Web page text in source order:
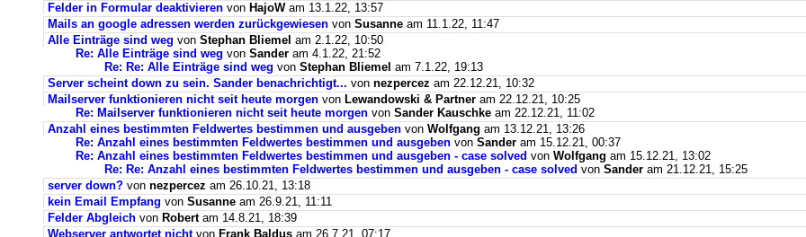
Felder in Formular deaktivieren von HajoWam 13.1.22, 13:57
Mails an google adressen werden zurückgewiesen von Susanne am 11.1.22, 11:47
Alle Einträge sind weg von Stephan Bliemel am 2.1.22, 10:50
Re: Alle Einträge sind weg von Sander am 4.1.22, 21:52
Re: Re: Alle Einträge sind weg von Stephan Bliemel am 7.1.22, 19:13
Server scheint down zu sein. Sander benachrichtigt... von nezpercez am 22.12.21, 10:32
Mailserver funktionieren nicht seit heute morgen von Lewandowski & Partner am 22.12.21, 10:25
Re: Mailserver funktionieren nicht seit heute morgen von Sander Kauschke am 22.12.21, 11:02
Anzahl eines bestimmten Feldwertes bestimmen und ausgeben von Wolfgang am 13.12.21, 13:26
Re: Anzahl eines bestimmten Feldwertes bestimmen und ausgeben von Sander am 15.12.21, 00:37
Re: Anzahl eines bestimmten Feldwertes bestimmen und ausgeben - case solved von Wolfgang am 15.12.21, 13:02
Re: Re: Anzahl eines bestimmten Feldwertes bestimmen und ausgeben - case solved von Sander am 21.12.21, 15:25
server down? von nezpercez am 26.10.21, 13:18
kein Email Empfang von Susanne am 26.9.21, 11:11
Felder Abgleich von Robertam 14.8.21, 18:39
Webserver antwortet nichtvon Frank Baldus am 26.7.21, 07:17